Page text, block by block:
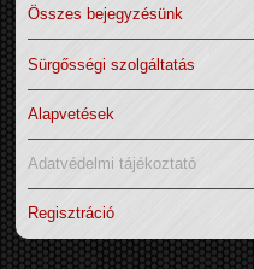
Összes bejegyzésünk
Sürgősségi szolgáltatás
Alapvetések
Adatvédelmi tájékoztató
Regisztráció